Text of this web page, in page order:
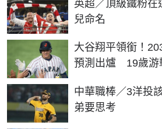
英超／頂級鐵粉在
兒命名
大谷翔平領銜！
預測出爐 19歲游
中華職棒／3洋投
弟要思考